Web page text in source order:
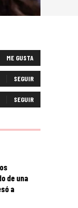
ME GUSTA
SEGUIR
SEGUIR
de una
a